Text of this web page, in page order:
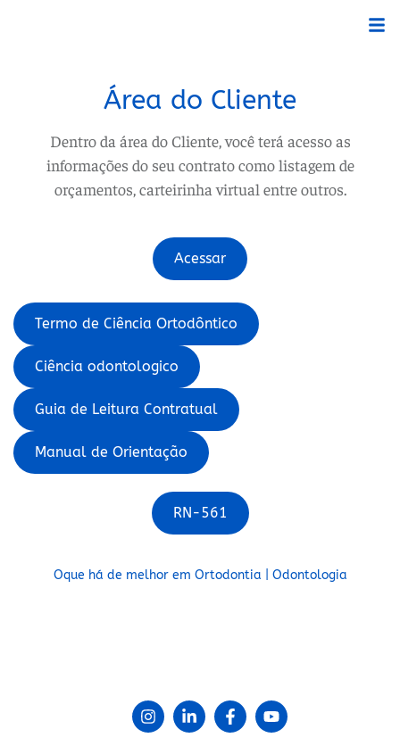
Área do Cliente
Dentro da área do Cliente, você terá acesso as
informações do seu contrato como listagem de
orçamentos, carteirinha virtual entre outros.
Acessar
Termo de Ciência Ortodôntico
Ciência odontologico
Guia de Leitura Contratual
Manual de Orientação
RN-561
Oque há de melhor em Ortodontia | Odontologia